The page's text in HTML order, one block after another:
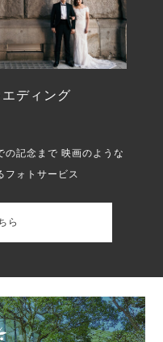
ディング
の記念まで 映画のような
フォトサービス
ら